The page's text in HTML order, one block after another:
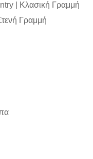
| Kλασική Γραμμή
Γραμμή